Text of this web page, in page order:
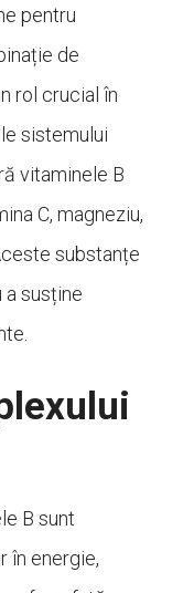
pentru
de
rol crucial în
sistemului
vitaminele B
C, magneziu,
substanțe
susține
B sunt
în energie,